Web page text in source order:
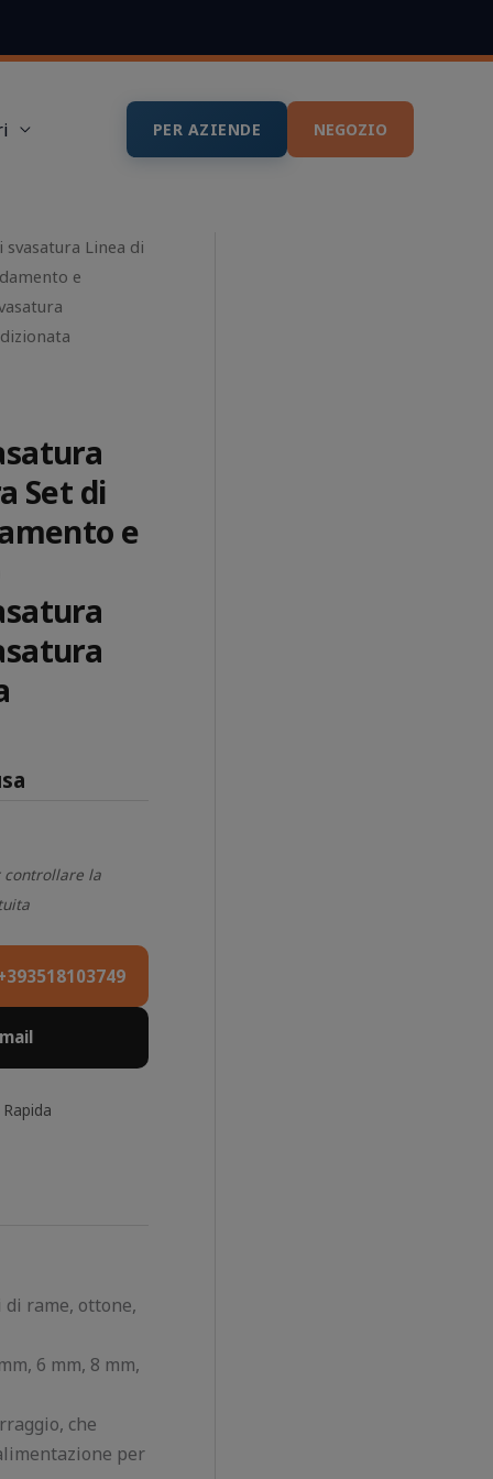
PER AZIENDE NEGOZIO
Linea di
e
Set di
e
controllare la
rame, ottone,
6 mm, 8 mm,
che
per